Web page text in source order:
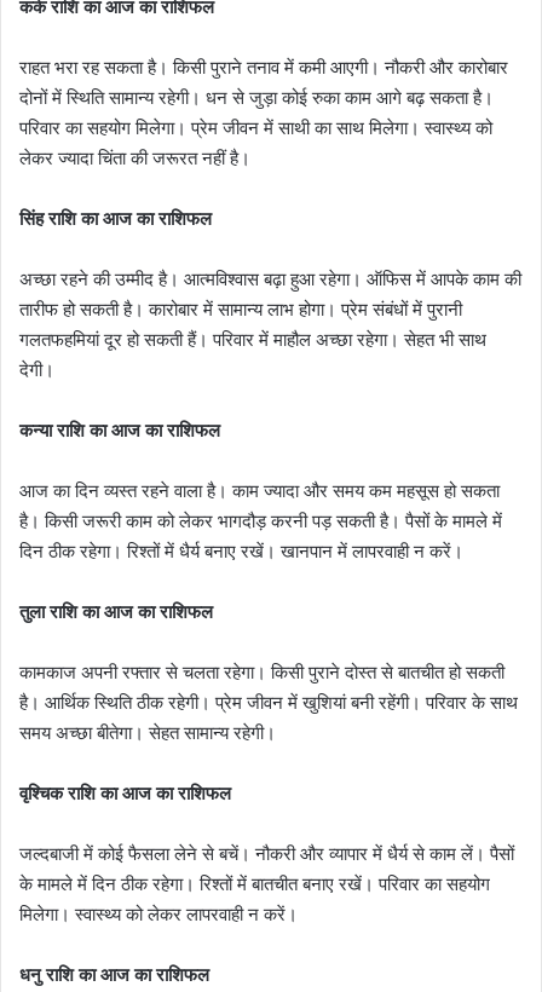
कर्क राशि का आज का राशिफल
राहत भरा रह सकता है। किसी पुराने तनाव में कमी आएगी। नौकरी और कारोबार
दोनों में स्थिति सामान्य रहेगी। धन से जुड़ा कोई रुका काम आगे बढ़ सकता है।
परिवार का सहयोग मिलेगा। प्रेम जीवन में साथी का साथ मिलेगा। स्वास्थ्य को
लेकर ज्यादा चिंता की जरूरत नहीं है।
सिंह राशि का आज का राशिफल
अच्छा रहने की उम्मीद है। आत्मविश्वास बढ़ा हुआ रहेगा। ऑफिस में आपके काम की
तारीफ हो सकती है। कारोबार में सामान्य लाभ होगा। प्रेम संबंधों में पुरानी
गलतफहमियां दूर हो सकती हैं। परिवार में माहौल अच्छा रहेगा। सेहत भी साथ
देगी।
कन्या राशि का आज का राशिफल
आज का दिन व्यस्त रहने वाला है। काम ज्यादा और समय कम महसूस हो सकता
है। किसी जरूरी काम को लेकर भागदौड़ करनी पड़ सकती है। पैसों के मामले में
दिन ठीक रहेगा। रिश्तों में धैर्य बनाए रखें। खानपान में लापरवाही न करें।
तुला राशि का आज का राशिफल
कामकाज अपनी रफ्तार से चलता रहेगा। किसी पुराने दोस्त से बातचीत हो सकती
है। आर्थिक स्थिति ठीक रहेगी। प्रेम जीवन में खुशियां बनी रहेंगी। परिवार के साथ
समय अच्छा बीतेगा। सेहत सामान्य रहेगी।
वृश्चिक राशि का आज का राशिफल
जल्दबाजी में कोई फैसला लेने से बचें। नौकरी और व्यापार में धैर्य से काम लें। पैसों
के मामले में दिन ठीक रहेगा। रिश्तों में बातचीत बनाए रखें। परिवार का सहयोग
मिलेगा। स्वास्थ्य को लेकर लापरवाही न करें।
धनु राशि का आज का राशिफल